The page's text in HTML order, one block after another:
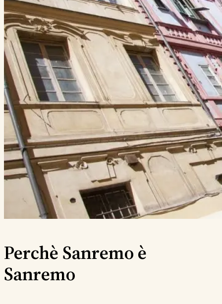
Perchè Sanremo è
Sanremo